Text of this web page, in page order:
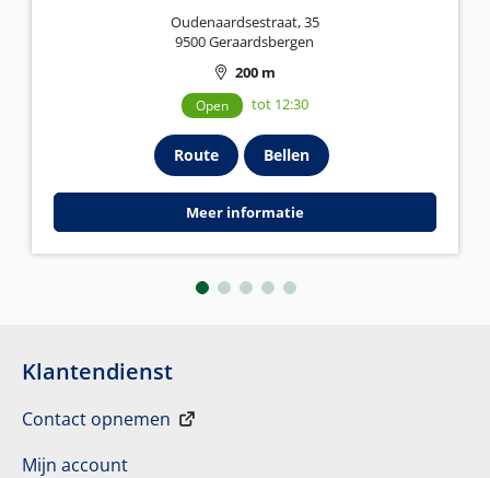
Oudenaardsestraat, 35
9500 Geraardsbergen
200 m
Open tot 12:30
Route Bellen
Meer informatie
Klantendienst
Contact opnemen
Mijn account